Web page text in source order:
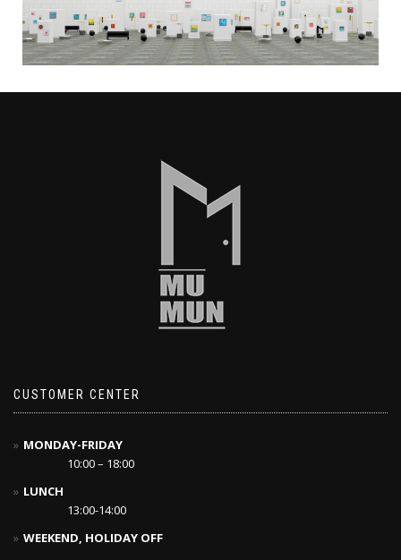
CUSTOMER CENTER
MONDAY-FRIDAY
10:00 – 18:00
LUNCH
13:00-14:00
WEEKEND, HOLIDAY OFF